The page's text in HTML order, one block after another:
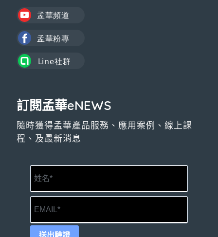
訂閱孟華eNEWS
隨時獲得孟華產品服務、應用案例、線上課
程、及最新消息
送出驗證